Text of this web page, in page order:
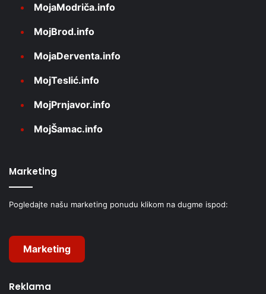
MojaModriča.info
MojBrod.info
MojaDerventa.info
MojTeslić.info
MojPrnjavor.info
MojŠamac.info
Marketing
Pogledajte našu marketing ponudu klikom na dugme ispod:
Marketing
Reklama